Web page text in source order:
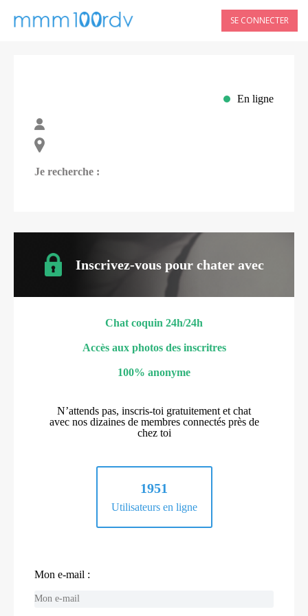
SE CONNECTER
En ligne
Je recherche :
Inscrivez-vous pour chater avec
Chat coquin 24h/24h
Accès aux photos des inscritres
100% anonyme
N’attends pas, inscris-toi gratuitement et chat
avec nos dizaines de membres connectés près de
chez toi
1951
Utilisateurs en ligne
Mon e-mail :